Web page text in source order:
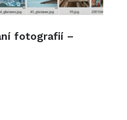
fotografií –